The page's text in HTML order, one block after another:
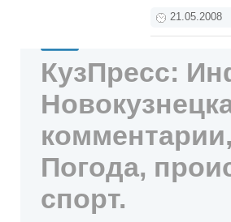
21.05.2008
КузПресс:
Погода,
спорт.